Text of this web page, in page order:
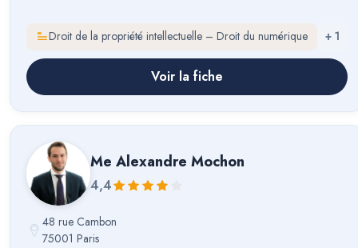
Droit de la propriété intellectuelle – Droit du numérique + 1
Voir la fiche
Me Alexandre Mochon
4,4
48 rue Cambon
75001 Paris